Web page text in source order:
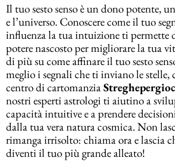
Il tuo sesto senso è un dono potente,
e l’universo. Conoscere come il tuo
influenza la tua intuizione ti permette
potere nascosto per migliorare la tua
di più su come affinare il tuo sesto
meglio i segnali che ti inviano le
centro di cartomanzia
nostri esperti astrologi ti aiutino a
capacità intuitive e a prendere
dalla tua vera natura cosmica. Non
rimanga irrisolto: chiama ora e lascia
diventi il tuo più grande alleato!